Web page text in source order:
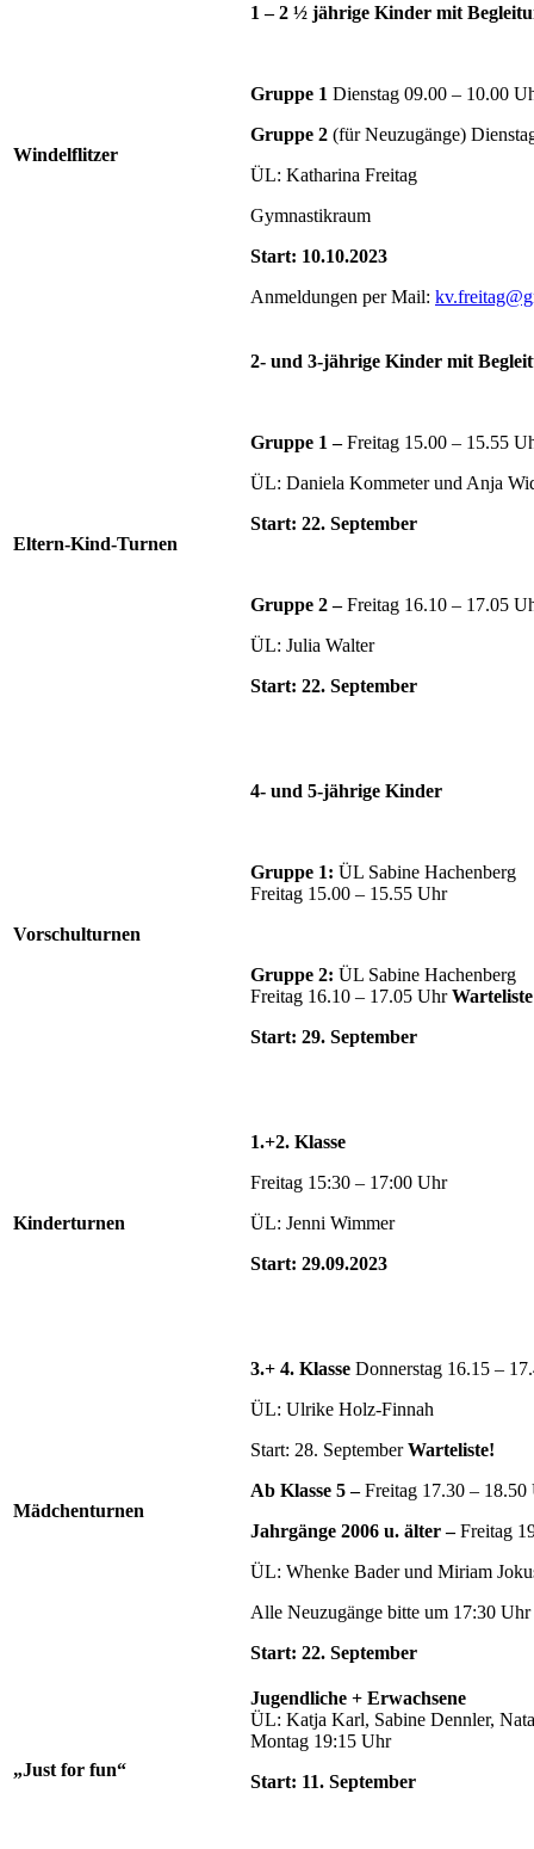
Windelflitzer
1 – 2 ½ jährige Kinder mit
Gruppe 1 Dienstag 09.00 – 10.00
Gruppe 2 (für Neuzugänge)
ÜL: Katharina Freitag
Gymnastikraum
Start: 10.10.2023
Anmeldungen per Mail:
Eltern-Kind-Turnen
2- und 3-jährige Kinder mit
Gruppe 1 –Freitag 15.00 – 15.55
ÜL: Daniela Kommeter und Anja
Start: 22. September
Gruppe 2 –Freitag 16.10 – 17.05
ÜL: Julia Walter
Start: 22. September
Vorschulturnen
4- und 5-jährige Kinder
Gruppe 1: ÜL Sabine Hachenberg
Freitag 15.00 – 15.55 Uhr
Gruppe 2: ÜL Sabine Hachenberg
Freitag 16.10 – 17.05 Uhr
Start: 29. September
Kinderturnen
1.+2. Klasse
Freitag 15:30 – 17:00 Uhr
ÜL: Jenni Wimmer
Start: 29.09.2023
Mädchenturnen
3.+ 4. Klasse Donnerstag 16.15 –
ÜL: Ulrike Holz-Finnah
Start: 28. SeptemberWarteliste!
Ab Klasse 5 –Freitag 17.30 – 18.50
Jahrgänge 2006 u. älter –Freitag
ÜL: Whenke Bader und Miriam
Alle Neuzugänge bitte um 17:30
Start: 22. September
„Just for fun“
Jugendliche + Erwachsene
ÜL: Katja Karl, Sabine Dennler,
Montag 19:15 Uhr
Start: 11. September